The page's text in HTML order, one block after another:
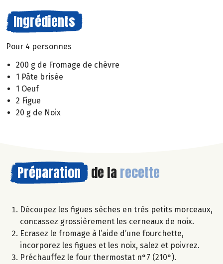
Ingrédients
Pour 4 personnes
200 g de Fromage de chèvre
1 Pâte brisée
1 Oeuf
2 Figue
20 g de Noix
Préparation de la recette
Découpez les figues sèches en très petits morceaux,
concassez grossièrement les cerneaux de noix.
Ecrasez le fromage à l’aide d’une fourchette,
incorporez les figues et les noix, salez et poivrez.
Préchauffez le four thermostat n°7 (210°).